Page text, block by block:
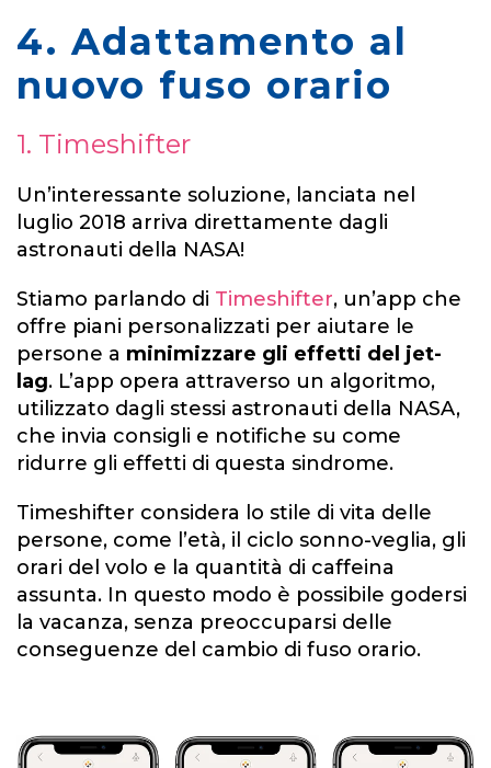
4. Adattamento al
nuovo fuso orario
1. Timeshifter
Un’interessante soluzione, lanciata nel
luglio 2018 arriva direttamente dagli
astronauti della NASA!
Stiamo parlando di Timeshifter, un’app che
offre piani personalizzati per aiutare le
persone a minimizzare gli effetti del jet-
lag. L’app opera attraverso un algoritmo,
utilizzato dagli stessi astronauti della NASA,
che invia consigli e notifiche su come
ridurre gli effetti di questa sindrome.
Timeshifter considera lo stile di vita delle
persone, come l’età, il ciclo sonno-veglia, gli
orari del volo e la quantità di caffeina
assunta. In questo modo è possibile godersi
la vacanza, senza preoccuparsi delle
conseguenze del cambio di fuso orario.